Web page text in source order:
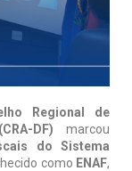
Regional de
DF) marcou
do Sistema
como ENAF,